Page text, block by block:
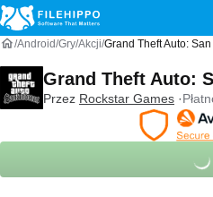
Android Gry Akcji Grand Theft Auto:
Grand Theft Auto:
Przez Rockstar Games